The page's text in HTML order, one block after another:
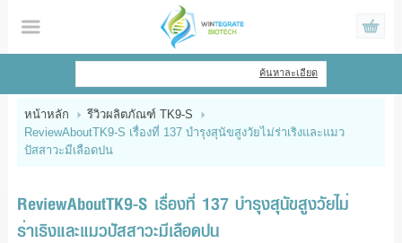
ไทย | English
สินค้าที่สนใจ( 0 )
สินค้า
ค้นหาละเอียด
หน้าหลัก
รีวิวผลิตภัณฑ์ TK9-S
ReviewAboutTK9-S เรื่องที่ 137 บำรุงสุนัขสูงวัยไม่ร่าเริงและแมว
ปัสสาวะมีเลือดปน
ReviewAboutTK9-S เรื่องที่ 137 บำรุงสุนัขสูงวัยไม่
ร่าเริงและแมวปัสสาวะมีเลือดปน